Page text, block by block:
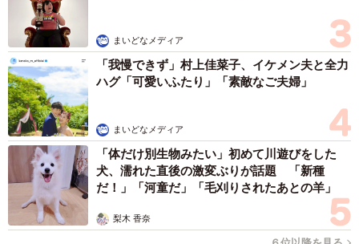
まいどなメディア
「我慢できず」村上佳菜子、イケメン夫と全力
ハグ「可愛いふたり」「素敵なご夫婦」
まいどなメディア
「体だけ別生物みたい」初めて川遊びをした
犬、濡れた直後の激変ぶりが話題 「新種
だ！」「河童だ」「毛刈りされたあとの羊」
梨木 香奈